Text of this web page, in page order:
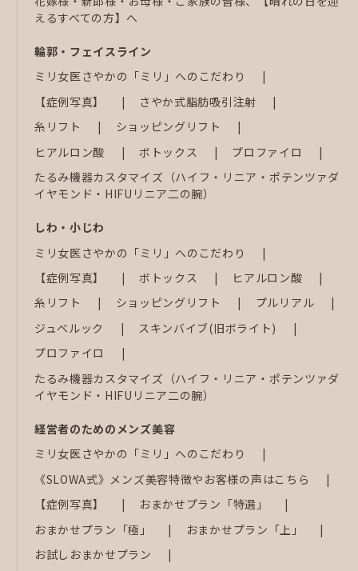
えるすべての方】へ
輪郭・フェイスライン
ミリ女医さやかの「ミリ」へのこだわり
【症例写真】
さやか式脂肪吸引注射
糸リフト
ショッピングリフト
ヒアルロン酸
ボトックス
プロファイロ
たるみ機器カスタマイズ（ハイフ・リニア・ポテンツァダ
イヤモンド・HIFUリニア二の腕）
しわ・小じわ
ミリ女医さやかの「ミリ」へのこだわり
【症例写真】
ボトックス
ヒアルロン酸
糸リフト
ショッピングリフト
プルリアル
ジュベルック
スキンバイブ(旧ボライト)
プロファイロ
たるみ機器カスタマイズ（ハイフ・リニア・ポテンツァダ
イヤモンド・HIFUリニア二の腕）
経営者のためのメンズ美容
ミリ女医さやかの「ミリ」へのこだわり
《SLOWA式》メンズ美容特徴やお客様の声はこちら
【症例写真】
おまかせプラン「特選」
おまかせプラン「極」
おまかせプラン「上」
お試しおまかせプラン